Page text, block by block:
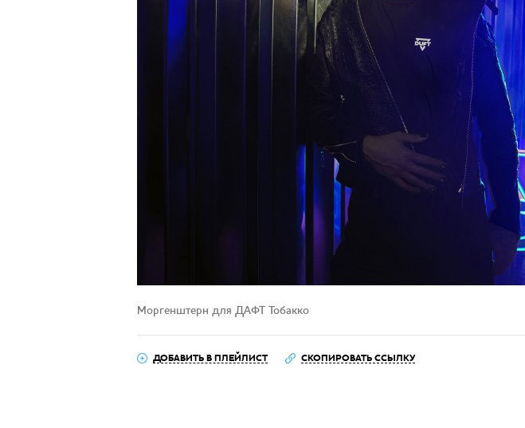
Моргенштерн для ДАФТ Тобакко
ДОБАВИТЬ В ПЛЕЙЛИСТ СКОПИРОВАТЬ ССЫЛКУ